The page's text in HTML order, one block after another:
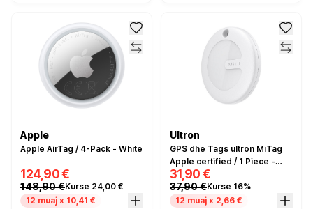
Apple
Apple AirTag / 4-Pack - White
124,90 €
148,90 €Kurse 24,00 €
12 muaj x 10,41 €
Ultron
GPS dhe Tags ultron MiTag
Apple certified / 1 Piece -
Bardhë
31,90 €
37,90 €Kurse 16%
12 muaj x 2,66 €